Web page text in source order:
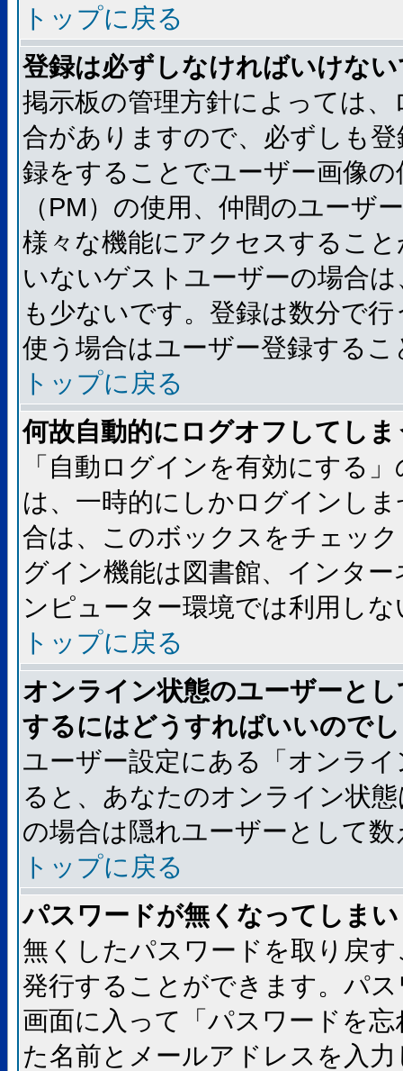
トップに戻る
登録は必ずしなければいけな
掲示板の管理方針によっては
合がありますので、必ずしも
録をすることでユーザー画像
（PM）の使用、仲間のユーザ
様々な機能にアクセスするこ
いないゲストユーザーの場合
も少ないです。登録は数分で
使う場合はユーザー登録する
トップに戻る
何故自動的にログオフしてし
「自動ログインを有効にする
は、一時的にしかログインし
合は、このボックスをチェッ
グイン機能は図書館、インタ
ンピューター環境では利用し
トップに戻る
オンライン状態のユーザーと
するにはどうすればいいので
ユーザー設定にある「オンラ
ると、あなたのオンライン状
の場合は隠れユーザーとして
トップに戻る
パスワードが無くなってしま
無くしたパスワードを取り戻
発行することができます。パ
画面に入って「パスワードを
た名前とメールアドレスを入